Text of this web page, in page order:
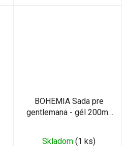
BOHEMIA Sada pre
gentlemana - gél 200ml,
Skladom (1 ks)